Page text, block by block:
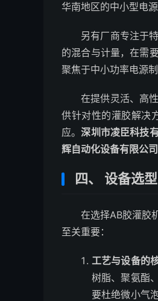
华南地区的中小型电
另有厂商专注于
的混合与计量，在需
聚焦于中小功率电源
在提供灵活、高
供针对性的灌胶解决
应。深圳市凌臣科技
辉自动化设备有限公司
四、 设备选
在选择AB胶灌胶
至关重要：
工艺与设备的
树脂、聚氨酯
要杜绝微小气